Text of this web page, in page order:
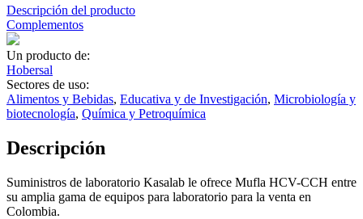
Descripción del producto
Complementos
Un producto de:
Hobersal
Sectores de uso:
Alimentos y Bebidas, Educativa y de Investigación, Microbiología y
biotecnología, Química y Petroquímica
Descripción
Suministros de laboratorio Kasalab le ofrece Mufla HCV-CCH entre
su amplia gama de equipos para laboratorio para la venta en
Colombia.